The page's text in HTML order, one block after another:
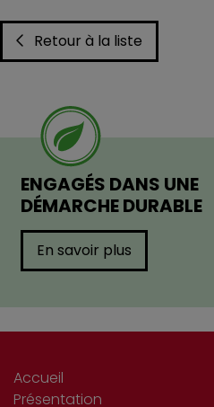
Retour à la liste
ENGAGÉS DANS UNE
DÉMARCHE DURABLE
En savoir plus
Accueil
Présentation